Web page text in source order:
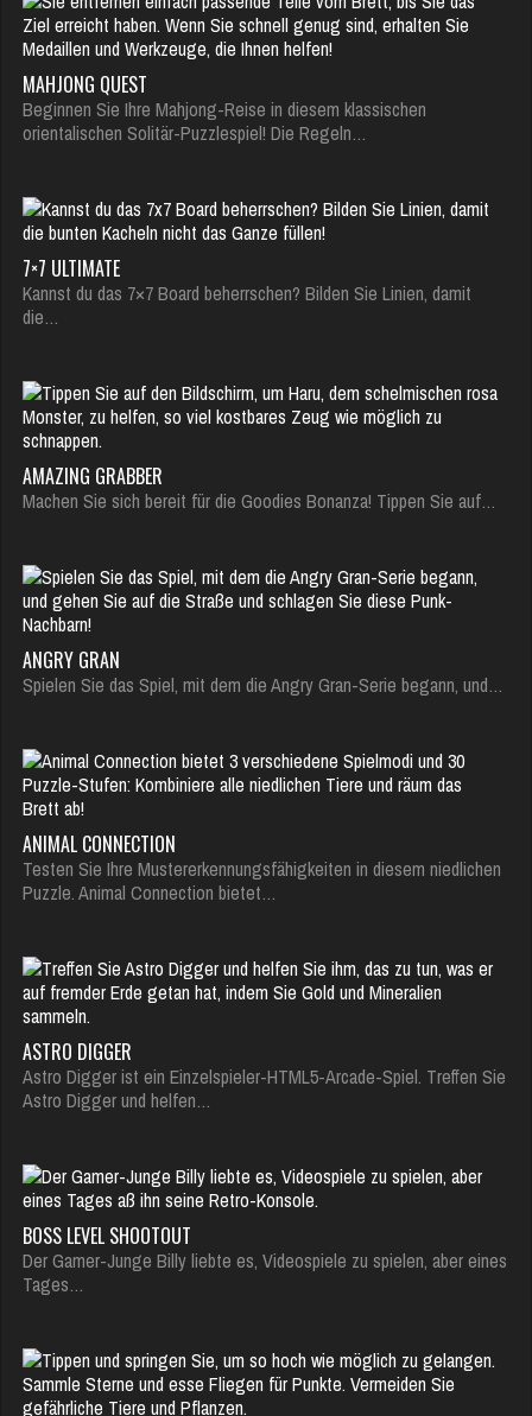
MAHJONG QUEST
Beginnen Sie Ihre Mahjong-Reise in diesem klassischen
orientalischen Solitär-Puzzlespiel! Die Regeln…
7×7 ULTIMATE
Kannst du das 7×7 Board beherrschen? Bilden Sie Linien, damit
die…
AMAZING GRABBER
Machen Sie sich bereit für die Goodies Bonanza! Tippen Sie auf…
ANGRY GRAN
Spielen Sie das Spiel, mit dem die Angry Gran-Serie begann, und…
ANIMAL CONNECTION
Testen Sie Ihre Mustererkennungsfähigkeiten in diesem niedlichen
Puzzle. Animal Connection bietet…
ASTRO DIGGER
Astro Digger ist ein Einzelspieler-HTML5-Arcade-Spiel. Treffen Sie
Astro Digger und helfen…
BOSS LEVEL SHOOTOUT
Der Gamer-Junge Billy liebte es, Videospiele zu spielen, aber eines
Tages…